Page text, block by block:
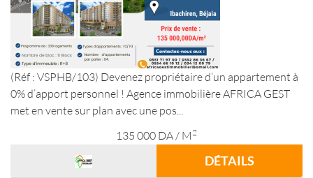
(Réf : VSPHB/103) Devenez propriétaire d’un appartement à
0% d’apport personnel ! Agence immobilière AFRICA GEST
met en vente sur plan avec une pos...
135 000 DA/ M 2
DÉTAILS